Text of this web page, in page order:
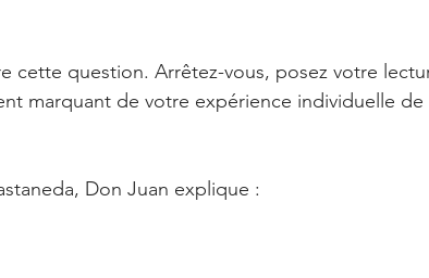
cette question. Arrêtez-vous, posez votre
marquant de votre expérience individuelle de
Don Juan explique :